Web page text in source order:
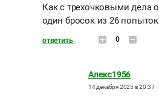
Как с трехочковыми дела
один бросок из 26 попыток
ответить 0
Алекс1956
14 декабря 2025 в 20:37